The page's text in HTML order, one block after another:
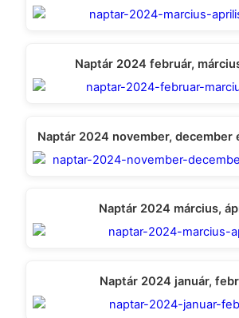
Naptár 2024 február,
Naptár 2024 november, december
Naptár 2024 március,
Naptár 2024 január,